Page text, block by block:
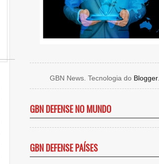
GBN News. Tecnologia do Blogger.
GBN DEFENSE NO MUNDO
GBN DEFENSE PAÍSES